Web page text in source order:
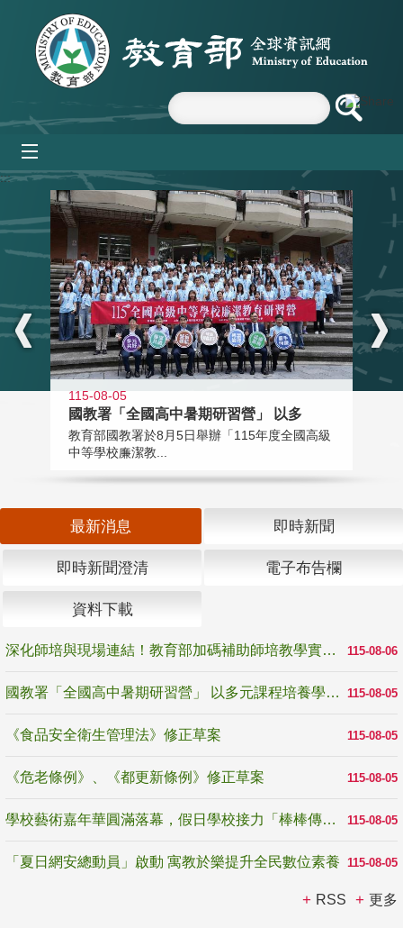
跳到主要內容區塊
:::
115-08-05
國教署「全國高中暑期研習營」 以多
教育部國教署於8月5日舉辦「115年度全國高級
中等學校廉潔教...
最新消息 即時新聞
即時新聞澄清 電子布告欄
資料下載
115-08-06
深化師培與現場連結！教育部加碼補助師培教學實踐研究 10月師培國際研討會交流教學實踐經驗
115-08-05
國教署「全國高中暑期研習營」 以多元課程培養學生瞭解誠信專業與倫理價值
115-08-05
《食品安全衛生管理法》修正草案
115-08-05
《危老條例》、《都更新條例》修正草案
115-08-05
學校藝術嘉年華圓滿落幕，假日學校接力「棒棒傳美感」
115-08-05
「夏日網安總動員」啟動 寓教於樂提升全民數位素養
RSS 更多